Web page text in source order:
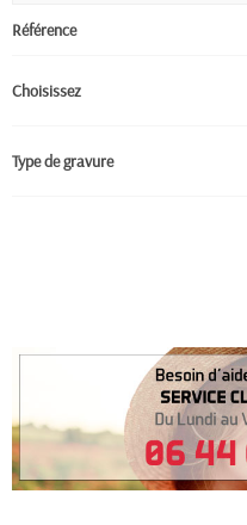
Référence
Choisissez
Type de gravure